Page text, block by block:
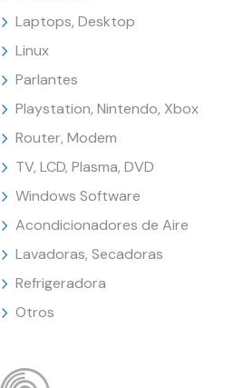
Laptops, Desktop
Linux
Parlantes
Playstation, Nintendo, Xbox
Router, Modem
TV, LCD, Plasma, DVD
Windows Software
Acondicionadores de Aire
Lavadoras, Secadoras
Refrigeradora
Otros